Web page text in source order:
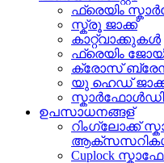
ഫ്രെയിം
സ്ക്രൂ ജാക്ക്
കാറ്റ്വാക്കുകൾ
ഫ്രെയിം
ക്രോസ്
യു ഹെഡ്
ഉപസാധനങ്ങള്
റിംഗ്ലോക്ക്
Cuplock